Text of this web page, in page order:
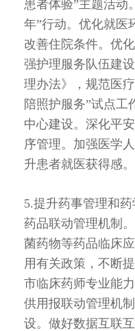
患者体验”主题活动
年”行动。优化就医
改善住院条件。优
强护理服务队伍建
理办法》，规范医
陪照护服务”试点工
中心建设。深化平
序管理。加强医学
升患者就医获得感。
5.提升药事管理和
药品联动管理机制
菌药物等药品临床
用有关政策，不断
市临床药师专业能
供用报联动管理机
设。做好数据互联